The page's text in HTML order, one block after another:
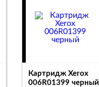
Картридж Xerox
006R01399 черный